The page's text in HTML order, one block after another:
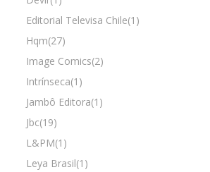
Editorial Televisa Chile(1)
Hqm(27)
Image Comics(2)
Intrínseca(1)
Jambô Editora(1)
Jbc(19)
L&PM(1)
Leya Brasil(1)